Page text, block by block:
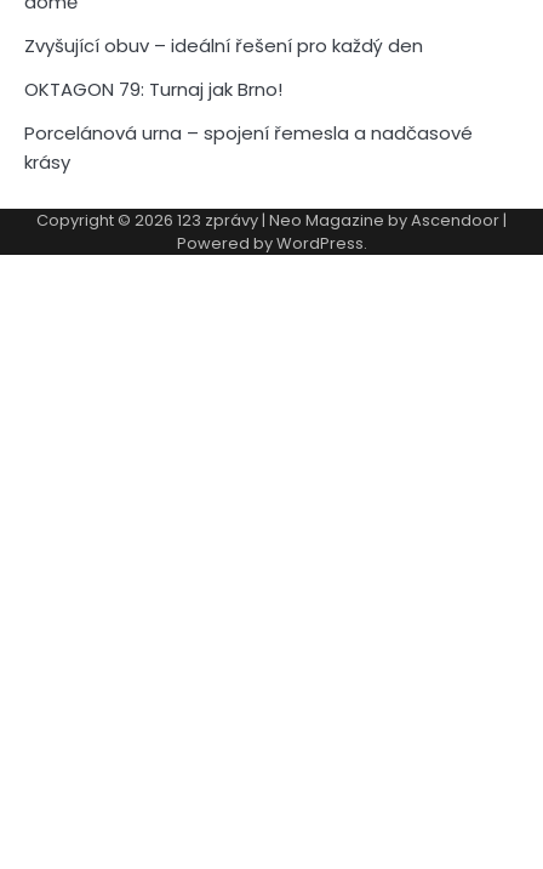
Zvyšující obuv – ideální řešení pro každý den
OKTAGON 79: Turnaj jak Brno!
Porcelánová urna – spojení řemesla a nadčasové
krásy
Copyright © 2026 123 zprávy| Neo Magazine byAscendoor|
Powered byWordPress.